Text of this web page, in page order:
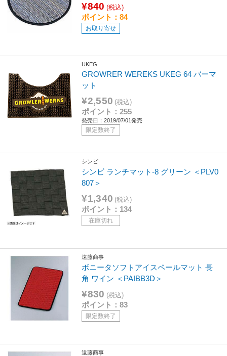
¥840 (税込)
ポイント：84
お取り寄せ
UKEG
GROWRER WEREKS UKEG 64 バーマ
ット
¥2,550 (税込)
ポイント：255
発売日：2019/07/01発売
限定数終了
シンビ
シンビ ランチマット-8 グリーン ＜PLV0
807＞
¥1,340 (税込)
ポイント：134
在庫切れ
遠藤商事
ボニータソフトアイスペールマット 長
角 ワイン ＜PAIBB3D＞
¥830 (税込)
ポイント：83
限定数終了
遠藤商事